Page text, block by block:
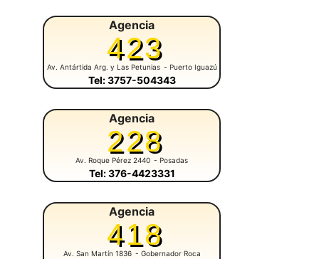
Agencia
423
Av. Antártida Arg. y Las Petunias - Puerto Iguazú
Tel: 3757-504343
Agencia
228
Av. Roque Pérez 2440 - Posadas
Tel: 376-4423331
Agencia
418
Av. San Martín 1836 - Gobernador Roca